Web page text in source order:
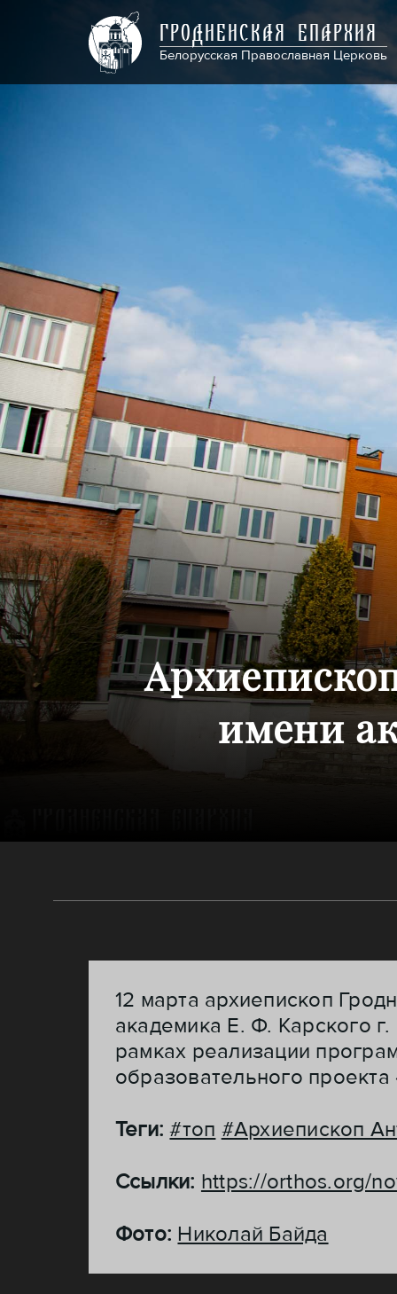
ГРОДНЕНСКАЯ ЕПАРХИЯ
Белорусская Православная Церковь
имени
12 марта архиепископ
академика Е. Ф. Карского
рамках реализации
образовательного
Теги:#топ #Архиепископ
Ссылки: https://orthos.org/
Фото: Николай Байда